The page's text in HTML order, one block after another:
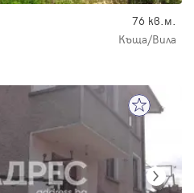
76 кв.м.
Къща/Вила